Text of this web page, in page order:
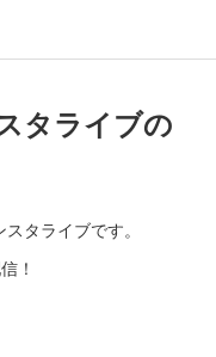
タライブの
タライブです。
！